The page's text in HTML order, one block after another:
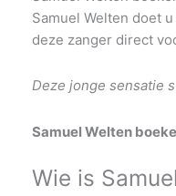
Samuel Welten doet
deze zanger direct
Deze jonge sensatie
Samuel Welten
Wie is